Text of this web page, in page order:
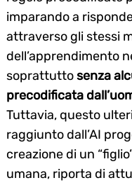
imparando a
attraverso gli stessi
dell’apprendimento
soprattuttosenza
precodificata
Tuttavia, questo
raggiunto dall’AI
creazione di un
umana, riporta di